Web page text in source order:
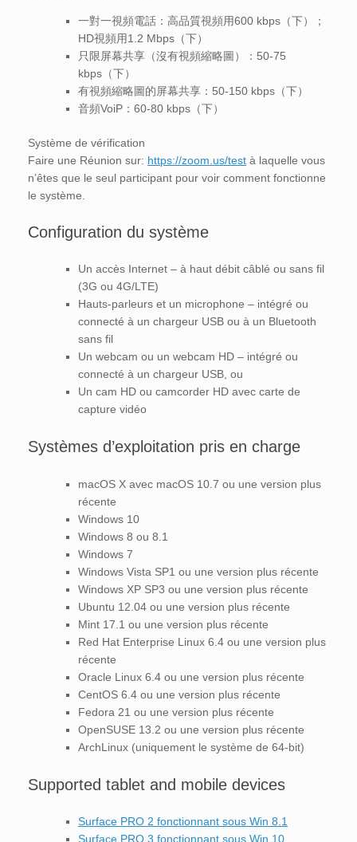
一對一視頻電話：高品質視頻用600 kbps（下）；
HD視頻用1.2 Mbps（下）
只限屏幕共享（沒有視頻縮略圖）：50-75
kbps（下）
有視頻縮略圖的屏幕共享：50-150 kbps（下）
音頻VoiP：60-80 kbps（下）
Système de vérification
Faire une Réunion sur: https://zoom.us/test à laquelle vous
n’êtes que le seul participant pour voir comment fonctionne
le système.
Configuration du système
Un accès Internet – à haut débit câblé ou sans fil
(3G ou 4G/LTE)
Hauts-parleurs et un microphone – intégré ou
connecté à un chargeur USB ou à un Bluetooth
sans fil
Un webcam ou un webcam HD – intégré ou
connecté à un chargeur USB, ou
Un cam HD ou camcorder HD avec carte de
capture vidéo
Systèmes d’exploitation pris en charge
macOS X avec macOS 10.7 ou une version plus
récente
Windows 10
Windows 8 ou 8.1
Windows 7
Windows Vista SP1 ou une version plus récente
Windows XP SP3 ou une version plus récente
Ubuntu 12.04 ou une version plus récente
Mint 17.1 ou une version plus récente
Red Hat Enterprise Linux 6.4 ou une version plus
récente
Oracle Linux 6.4 ou une version plus récente
CentOS 6.4 ou une version plus récente
Fedora 21 ou une version plus récente
OpenSUSE 13.2 ou une version plus récente
ArchLinux (uniquement le système de 64-bit)
Supported tablet and mobile devices
Surface PRO 2 fonctionnant sous Win 8.1
Surface PRO 3 fonctionnant sous Win 10